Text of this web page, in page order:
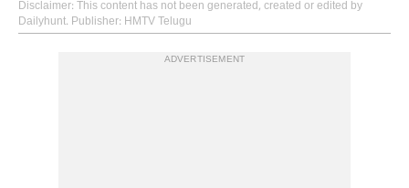
Disclaimer: This content has not been generated, created or edited by
Dailyhunt. Publisher: HMTV Telugu
ADVERTISEMENT